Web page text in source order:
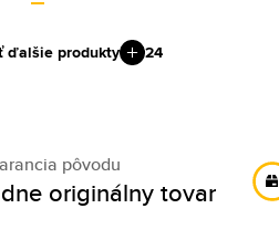
ďalšie produkty 24
pôvodu
originálny tovar